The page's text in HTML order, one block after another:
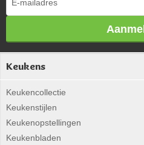
Keukens
Keukencollectie
Keukenstijlen
Keukenopstellingen
Keukenbladen